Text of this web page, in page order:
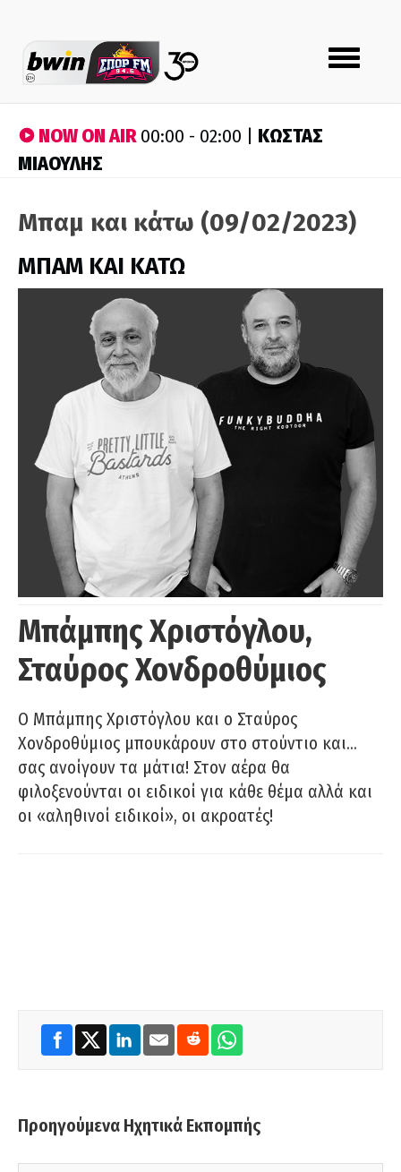
Toggle
navigation
NOW ON AIR00:00 - 02:00 | ΚΩΣΤΑΣ
ΜΙΑΟΥΛΗΣ
Μπαμ και κάτω (09/02/2023)
ΜΠΑΜ ΚΑΙ ΚΑΤΩ
Μπάμπης Χριστόγλου,
Σταύρος Χονδροθύμιος
O Μπάμπης Χριστόγλου και ο Σταύρος
Χονδροθύμιος μπουκάρουν στο στούντιο και…
σας ανοίγουν τα μάτια! Στον αέρα θα
φιλοξενούνται οι ειδικοί για κάθε θέμα αλλά και
οι «αληθινοί ειδικοί», οι ακροατές!
Προηγούμενα Ηχητικά Εκπομπής